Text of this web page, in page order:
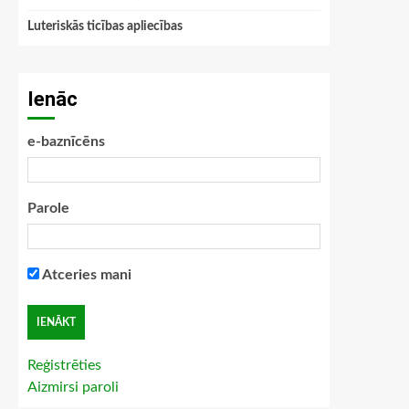
Luteriskās ticības apliecības
Ienāc
e-baznīcēns
Parole
Atceries mani
Reģistrēties
Aizmirsi paroli